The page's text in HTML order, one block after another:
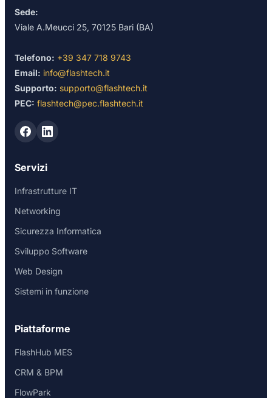
Sede:
Viale A.Meucci 25, 70125 Bari (BA)
Telefono: +39 347 718 9743
Email: info@flashtech.it
Supporto: supporto@flashtech.it
PEC: flashtech@pec.flashtech.it
Servizi
Infrastrutture IT
Networking
Sicurezza Informatica
Sviluppo Software
Web Design
Sistemi in funzione
Piattaforme
FlashHub MES
CRM & BPM
FlowPark